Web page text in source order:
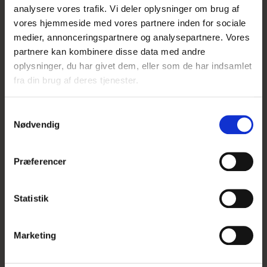
analysere vores trafik. Vi deler oplysninger om brug af
vores hjemmeside med vores partnere inden for sociale
medier, annonceringspartnere og analysepartnere. Vores
partnere kan kombinere disse data med andre
oplysninger, du har givet dem, eller som de har indsamlet
fra din brug af deres tjenester.
Nødvendig
Præferencer
Statistik
Marketing
KUNDER DER HAR
KØBT DETTE PRODUKT
HAR OGSÅ KØBT